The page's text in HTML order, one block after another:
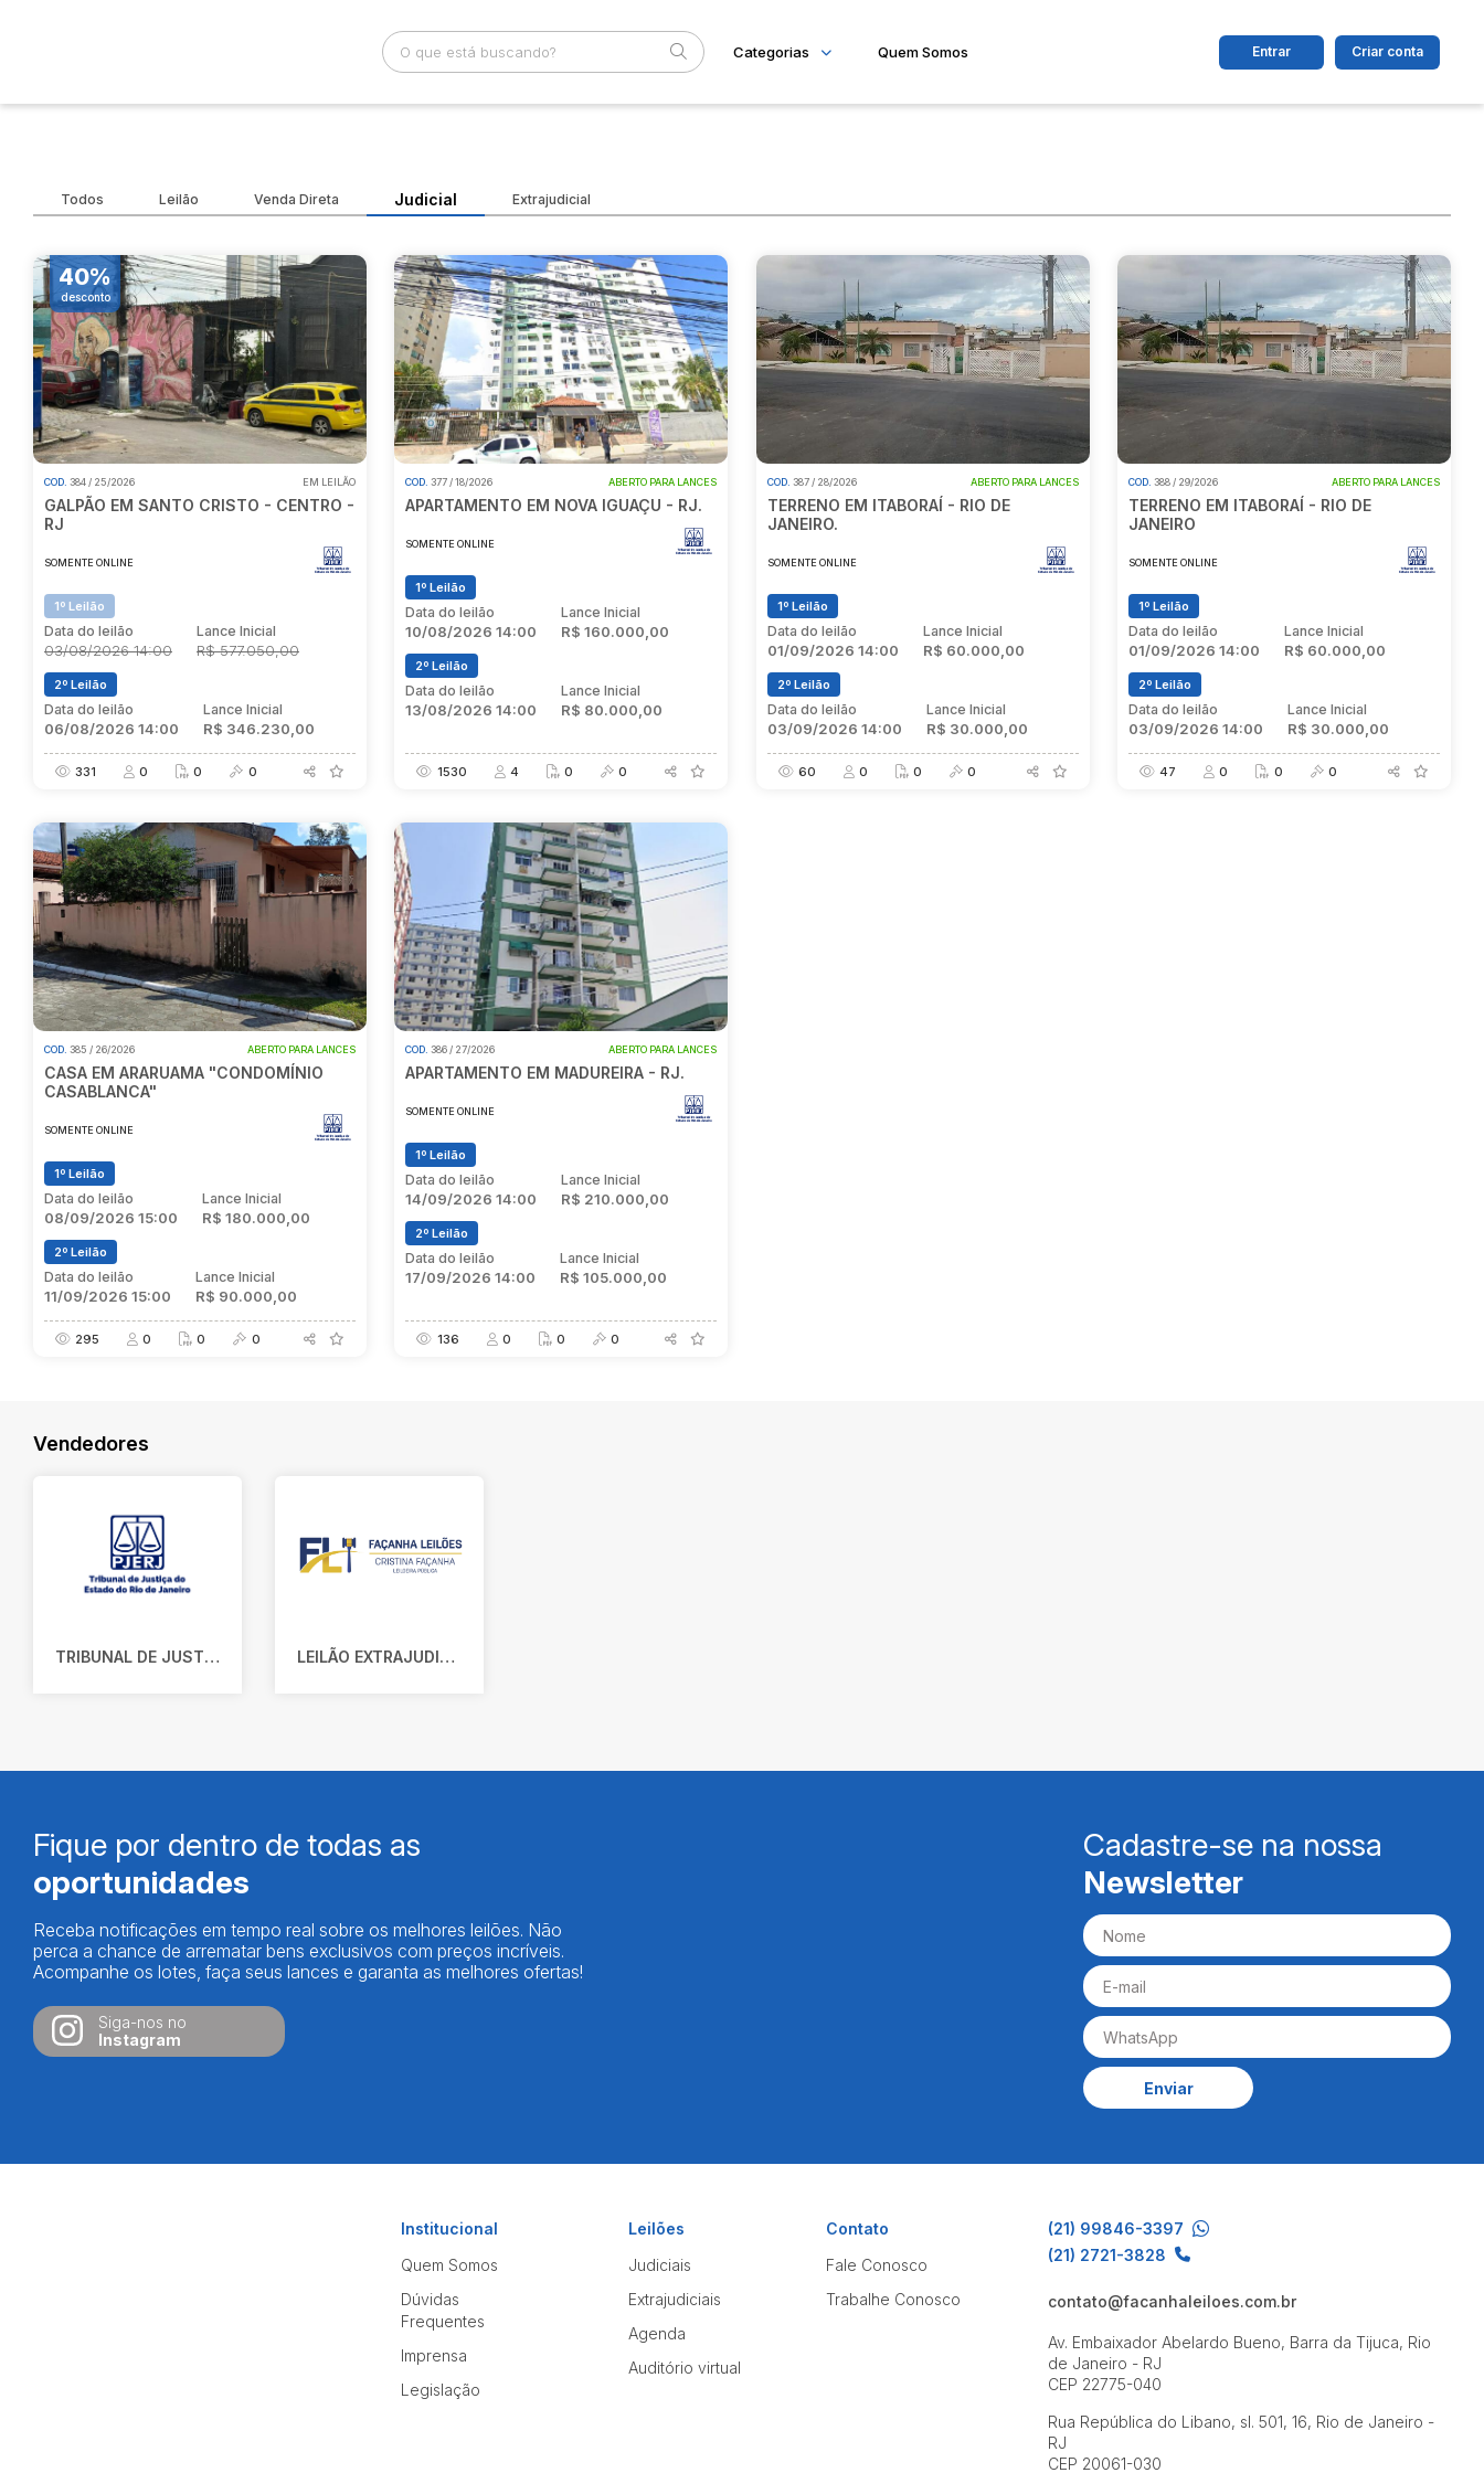
Judiciais Extrajudiciais R$
Pesquisar
Categorias
Terreno
Quem Somos Entrar Criar conta
Todos Leilão Venda Direta Judicial Extrajudicial
40%
desconto
COD. 384 / 25/2026 EM LEILÃO
GALPÃO EM SANTO CRISTO - CENTRO -
RJ
SOMENTE ONLINE
1º Leilão
Data do leilão
03/08/2026 14:00
Lance Inicial
R$ 577.050,00
2º Leilão
Data do leilão
06/08/2026 14:00
Lance Inicial
R$ 346.230,00
331 0 0 0
COD. 377 / 18/2026 ABERTO PARA LANCES
APARTAMENTO EM NOVA IGUAÇU - RJ.
SOMENTE ONLINE
1º Leilão
Data do leilão
10/08/2026 14:00
Lance Inicial
R$ 160.000,00
2º Leilão
Data do leilão
13/08/2026 14:00
Lance Inicial
R$ 80.000,00
1530 4 0 0
COD. 387 / 28/2026 ABERTO PARA LANCES
TERRENO EM ITABORAÍ - RIO DE
JANEIRO.
SOMENTE ONLINE
1º Leilão
Data do leilão
01/09/2026 14:00
Lance Inicial
R$ 60.000,00
2º Leilão
Data do leilão
03/09/2026 14:00
Lance Inicial
R$ 30.000,00
60 0 0 0
COD. 388 / 29/2026 ABERTO PARA LANCES
TERRENO EM ITABORAÍ - RIO DE
JANEIRO
SOMENTE ONLINE
1º Leilão
Data do leilão
01/09/2026 14:00
Lance Inicial
R$ 60.000,00
2º Leilão
Data do leilão
03/09/2026 14:00
Lance Inicial
R$ 30.000,00
47 0 0 0
COD. 385 / 26/2026 ABERTO PARA LANCES
CASA EM ARARUAMA "CONDOMÍNIO
CASABLANCA"
SOMENTE ONLINE
1º Leilão
Data do leilão
08/09/2026 15:00
Lance Inicial
R$ 180.000,00
2º Leilão
Data do leilão
11/09/2026 15:00
Lance Inicial
R$ 90.000,00
295 0 0 0
COD. 386 / 27/2026 ABERTO PARA LANCES
APARTAMENTO EM MADUREIRA - RJ.
SOMENTE ONLINE
1º Leilão
Data do leilão
14/09/2026 14:00
Lance Inicial
R$ 210.000,00
2º Leilão
Data do leilão
17/09/2026 14:00
Lance Inicial
R$ 105.000,00
136 0 0 0
Vendedores
TRIBUNAL DE JUSTIÇA DO ESTADO DO RIO DE JANEIRO LEILÃO EXTRAJUDICIAL
Fique por dentro de todas as
oportunidades
Receba notificações em tempo real sobre os melhores leilões. Não
perca a chance de arrematar bens exclusivos com preços incríveis.
Acompanhe os lotes, faça seus lances e garanta as melhores ofertas!
Siga-nos no
Instagram
Cadastre-se na nossa
Newsletter
Enviar
Institucional
Quem Somos
Dúvidas
Frequentes
Imprensa
Legislação
Leilões
Judiciais
Extrajudiciais
Agenda
Auditório virtual
Contato
Fale Conosco
Trabalhe Conosco
(21) 99846-3397
(21) 2721-3828
contato@facanhaleiloes.com.br
Av. Embaixador Abelardo Bueno, Barra da Tijuca, Rio
de Janeiro - RJ
CEP 22775-040
Rua República do Libano, sl. 501, 16, Rio de Janeiro -
RJ
CEP 20061-030